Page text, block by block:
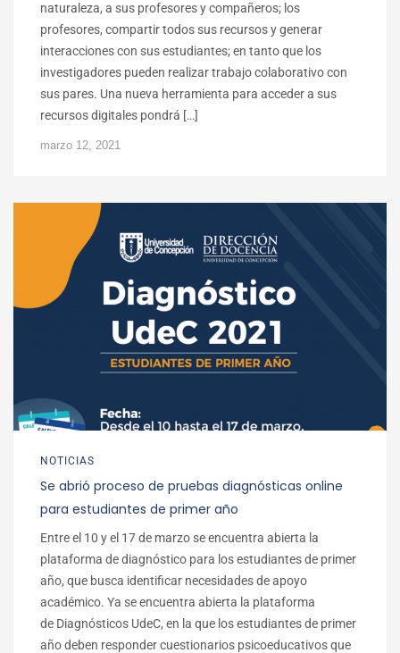
naturaleza, a sus profesores y compañeros; los
profesores, compartir todos sus recursos y generar
interacciones con sus estudiantes; en tanto que los
investigadores pueden realizar trabajo colaborativo con
sus pares. Una nueva herramienta para acceder a sus
recursos digitales pondrá […]
marzo 12, 2021
NOTICIAS
Se abrió proceso de pruebas diagnósticas online
para estudiantes de primer año
Entre el 10 y el 17 de marzo se encuentra abierta la
plataforma de diagnóstico para los estudiantes de primer
año, que busca identificar necesidades de apoyo
académico. Ya se encuentra abierta la plataforma
de Diagnósticos UdeC, en la que los estudiantes de primer
año deben responder cuestionarios psicoeducativos que